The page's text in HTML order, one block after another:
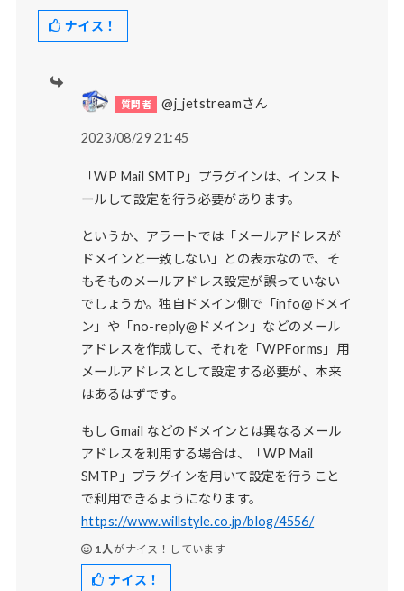
ナイス！
@j_jetstreamさん
2023/08/29 21:45
「WP Mail SMTP」プラグインは、インスト
ールして設定を行う必要があります。
というか、アラートでは「メールアドレスが
ドメインと一致しない」との表示なので、そ
もそものメールアドレス設定が誤っていない
でしょうか。独自ドメイン側で「info@ドメイ
ン」や「no-reply@ドメイン」などのメール
アドレスを作成して、それを「WPForms」用
メールアドレスとして設定する必要が、本来
はあるはずです。
もし Gmail などのドメインとは異なるメール
アドレスを利用する場合は、「WP Mail
SMTP」プラグインを用いて設定を行うこと
で利用できるようになります。
https://www.willstyle.co.jp/blog/4556/
1人がナイス！しています
ナイス！